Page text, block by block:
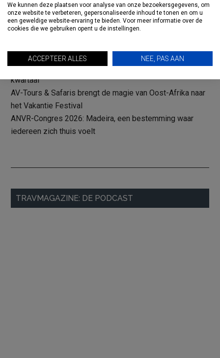
RECENTE BERICHTEN
KLM hervat vluchten naar Tel Aviv
Booking Holdings verdubbelt nettowinst in tweede
kwartaal
AV-Tours & Safaris brengt de magie van Oost-Afrika naar
het Vakantie Festival
ANVR-Congres 2026: Madeira, een bestemming waar
iedereen zich thuis voelt
Primaire
Sidebar
TRAVMAGAZINE: DE PODCAST
We kunnen deze plaatsen voor analyse van onze bezoekersgegevens, om
onze website te verbeteren, gepersonaliseerde inhoud te tonen en om u
een geweldige website-ervaring te bieden. Voor meer informatie over de
cookies die we gebruiken opent u de instellingen.
ACCEPTEER ALLES NEE, PAS AAN